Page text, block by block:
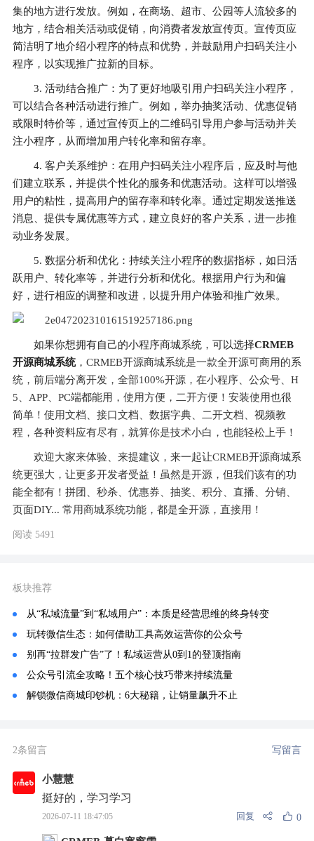
集的地方进行发放。例如，在商场、超市、公园等人流较多的
地方，结合相关活动或促销，向消费者发放宣传页。宣传页应
简洁明了地介绍小程序的特点和优势，并鼓励用户扫码关注小
程序，以实现推广拉新的目标。
3. 活动结合推广：为了更好地吸引用户扫码关注小程序，
可以结合各种活动进行推广。例如，举办抽奖活动、优惠促销
或限时特价等，通过宣传页上的二维码引导用户参与活动并关
注小程序，从而增加用户转化率和留存率。
4. 客户关系维护：在用户扫码关注小程序后，应及时与他
们建立联系，并提供个性化的服务和优惠活动。这样可以增强
用户的粘性，提高用户的留存率和转化率。通过定期发送推送
消息、提供专属优惠等方式，建立良好的客户关系，进一步推
动业务发展。
5. 数据分析和优化：持续关注小程序的数据指标，如日活
跃用户、转化率等，并进行分析和优化。根据用户行为和偏
好，进行相应的调整和改进，以提升用户体验和推广效果。
如果你想拥有自己的小程序商城系统，可以选择CRMEB
开源商城系统 ， CRMEB开源商城系统是一款全开源可商用的系
统，前后端分离开发，全部100%开源，在小程序、公众号、H
5、APP、PC端都能用，使用方便，二开方便！安装使用也很
简单！使用文档、接口文档、数据字典、二开文档、视频教
程，各种资料应有尽有，就算你是技术小白，也能轻松上手！
欢迎大家来体验、来提建议，来一起让CRMEB开源商城系
统更强大，让更多开发者受益！虽然是开源，但我们该有的功
能全都有！拼团、秒杀、优惠券、抽奖、积分、直播、分销、
页面DIY... 常用商城系统功能，都是全开源，直接用！
阅读 5491
板块推荐
从“私域流量”到“私域用户”：本质是经营思维的终身转变
玩转微信生态：如何借助工具高效运营你的公众号
别再“拉群发广告”了！私域运营从0到1的登顶指南
公众号引流全攻略！五个核心技巧带来持续流量
解锁微信商城印钞机：6大秘籍，让销量飙升不止
2条留言 写留言
小慧慧
挺好的，学习学习
2026-07-11 18:47:05 回复 0